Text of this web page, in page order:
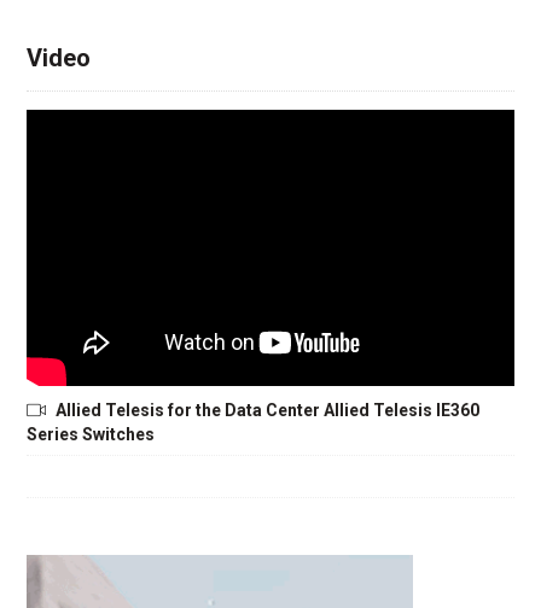
Video
Allied Telesis for the Data Center Allied Telesis IE360
Series Switches